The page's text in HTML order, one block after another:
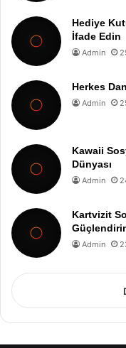
Hediye
İfade Edin
Admin
Herkes
Admin
Kawaii
Dünyası
Admin
Kartvizit
Admin